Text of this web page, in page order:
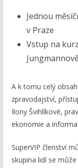
Jednou
v Praze
Vstup na
A k tomu celý
zpravodajství,
Ilony Švihlíkové,
ekonomie a
SuperVIP členství
skupina lidí se